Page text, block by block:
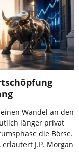
Wandel an den
länger privat
die Börse.
J.P. Morgan